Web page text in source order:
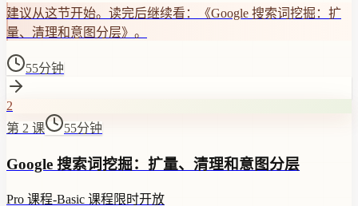
建议从这节开始。读完后继续看：《Google 搜索词挖掘：扩
量、清理和意图分层》。
55分钟
2
第 2 课
55分钟
Google 搜索词挖掘：扩量、清理和意图分层
Pro 课程-Basic 课程 限时开放